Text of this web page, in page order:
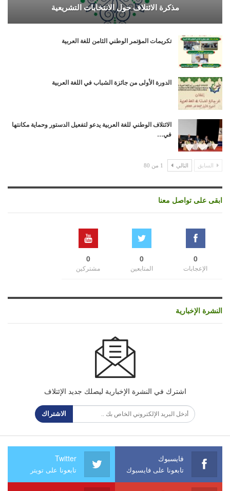
مذكرة الائتلاف حول الانتخابات التشريعية
تكريمات المؤتمر الوطني الثامن للغة العربية
الدورة الأولى من جائزة الشباب في اللغة العربية
الائتلاف الوطني للغة العربية يدعو لتفعيل الدستور وحماية مكانتها
في…
السابق التالي 1 من 80
ابقى على تواصل معنا
0
الإعجابات
0
المتابعين
0
مشتركين
النشرة الإخبارية
اشترك في النشرة الإخبارية ليصلك جديد الإئتلاف
الاشتراك
فايسبوك
تابعونا على فايسبوك
Twitter
تابعونا على تويتر